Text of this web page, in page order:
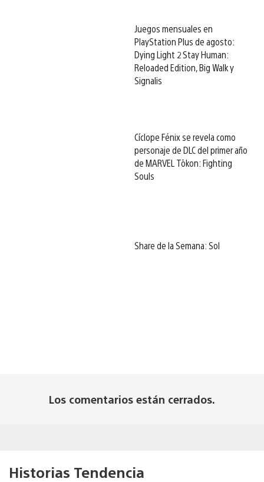
Juegos mensuales en
PlayStation Plus de agosto:
Dying Light 2 Stay Human:
Reloaded Edition, Big Walk y
Signalis
Cíclope Fénix se revela como
personaje de DLC del primer año
de MARVEL Tōkon: Fighting
Souls
Share de la Semana: Sol
Los comentarios están cerrados.
Historias Tendencia